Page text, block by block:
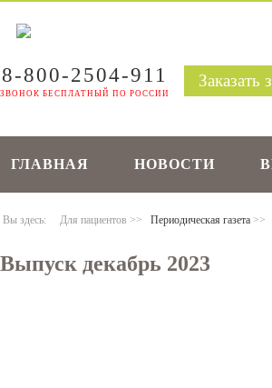
8-800-2504-911
ЗВОНОК БЕСПЛАТНЫЙ ПО РОССИИ
Заказать
ГЛАВНАЯ НОВОСТИ
Вы здесь: Для пациентов >> Периодическая газета >>
Выпуск декабрь 2023